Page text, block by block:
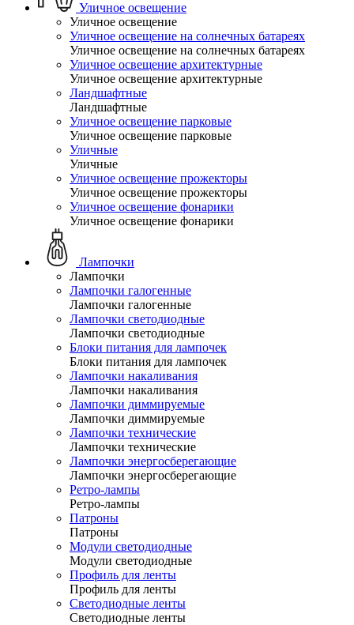
Уличное освещение
Уличное освещение
Уличное освещение на солнечных батареях
Уличное освещение на солнечных батареях
Уличное освещение архитектурные
Уличное освещение архитектурные
Ландшафтные
Ландшафтные
Уличное освещение парковые
Уличное освещение парковые
Уличные
Уличные
Уличное освещение прожекторы
Уличное освещение прожекторы
Уличное освещение фонарики
Уличное освещение фонарики
Лампочки
Лампочки
Лампочки галогенные
Лампочки галогенные
Лампочки светодиодные
Лампочки светодиодные
Блоки питания для лампочек
Блоки питания для лампочек
Лампочки накаливания
Лампочки накаливания
Лампочки диммируемые
Лампочки диммируемые
Лампочки технические
Лампочки технические
Лампочки энергосберегающие
Лампочки энергосберегающие
Ретро-лампы
Ретро-лампы
Патроны
Патроны
Модули светодиодные
Модули светодиодные
Профиль для ленты
Профиль для ленты
Светодиодные ленты
Светодиодные ленты